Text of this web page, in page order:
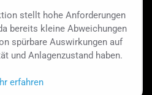
stellt hohe Anforderungen
bereits kleine Abweichungen
spürbare Auswirkungen auf
und Anlagenzustand haben.
erfahren